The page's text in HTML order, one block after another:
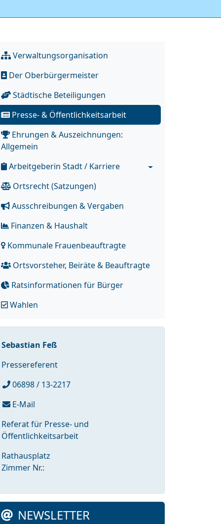
Verwaltungsorganisation
Der Oberbürgermeister
Städtische Beteiligungen
Presse- & Öffentlichkeitsarbeit
Ehrungen & Auszeichnungen:
Allgemein
Arbeitgeberin Stadt / Karriere
Ortsrecht (Satzungen)
Ausschreibungen & Vergaben
Finanzen & Haushalt
Kommunale Frauenbeauftragte
Ortsvorsteher, Beiräte & Beauftragte
Ratsinformationen für Bürger
Wahlen
Sebastian Feß
Pressereferent
06898 / 13-2217
E-Mail
Referat für Presse- und
Öffentlichkeitsarbeit
Rathausplatz
Zimmer Nr.:
NEWSLETTER